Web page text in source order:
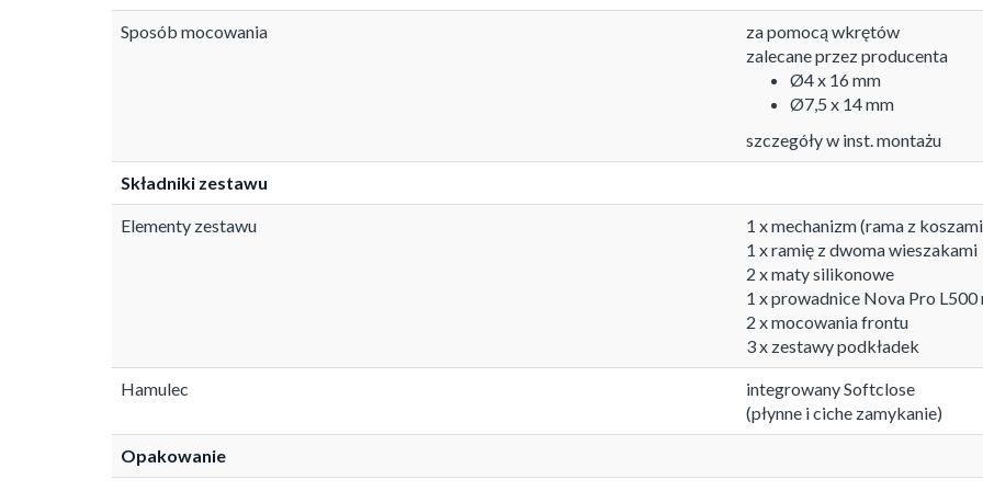
Sposób mocowania
za pomocą wkrętów
zalecane przez producenta
Ø4 x 16 mm
Ø7,5 x 14 mm
szczegóły w inst. montażu
Składniki zestawu
Elementy zestawu
1 x mechanizm (rama z
1 x ramię z dwoma wieszakami
2 x maty silikonowe
1 x prowadnice Nova Pro L500
2 x mocowania frontu
3 x zestawy podkładek
Hamulec
integrowany Softclose
(płynne i ciche zamykanie)
Opakowanie